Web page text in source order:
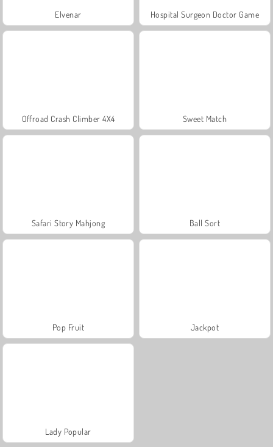
Elvenar Hospital Surgeon Doctor Game
Offroad Crash Climber 4X4 Sweet Match
Safari Story Mahjong Ball Sort
Pop Fruit Jackpot
Lady Popular